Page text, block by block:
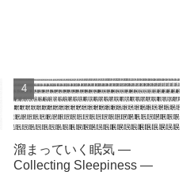
溜まっていく眠気 —
Collecting Sleepiness —